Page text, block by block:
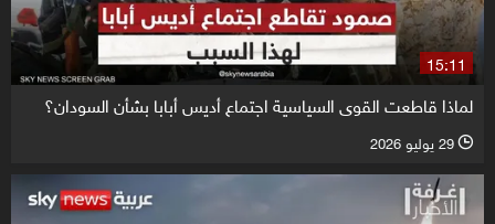
15:11
لماذا قاطعت القوى السياسية اجتماع أديس أبابا بشأن السودان؟
l 29 يوليو 2026